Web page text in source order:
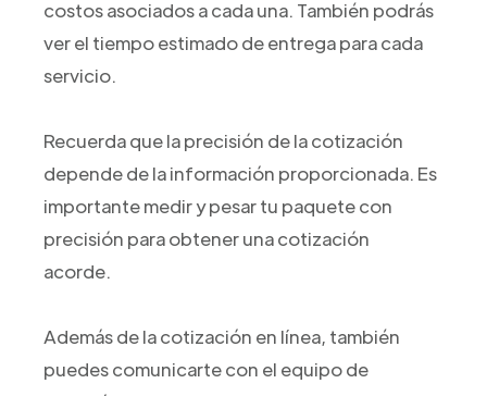
costos asociados a cada una. También podrás
ver el tiempo estimado de entrega para cada
servicio.
Recuerda que la precisión de la cotización
depende de la información proporcionada. Es
importante medir y pesar tu paquete con
precisión para obtener una cotización
acorde.
Además de la cotización en línea, también
puedes comunicarte con el equipo de